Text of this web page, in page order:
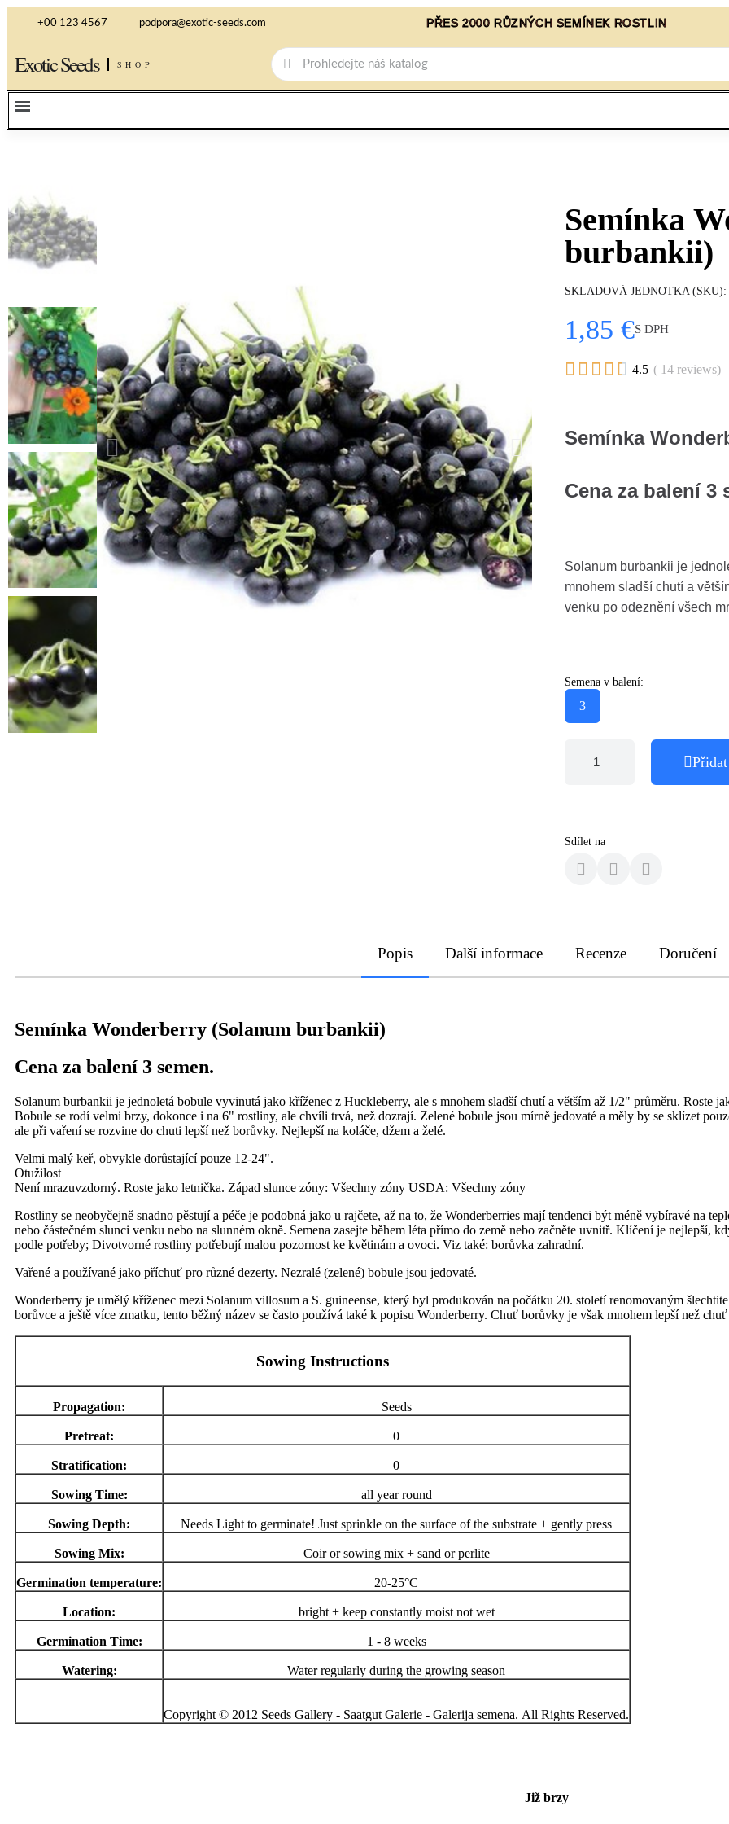
+00 123 4567 podpora@exotic-seeds.com PŘES 2000 RŮZNÝCH SEMÍNEK ROSTLIN
Exotic Seeds SHOP
Semínka
burbankii)
SKLADOVÁ JEDNOTKA (SKU)
1,85 €S DPH
     4.5 ( 14 reviews)
Semínka
Cena za balení 3
Solanum burbankii je
mnohem sladší chutí a
venku po odeznění všech
Semena v balení:
3
Sdílet na
Popis Další informace Recenze Doručení
Semínka Wonderberry (Solanum burbankii)
Cena za balení 3 semen.
Solanum burbankii je jednoletá bobule vyvinutá jako kříženec z Huckleberry, ale s mnohem sladší chutí a větším až 1/2" průměru. Roste
Bobule se rodí velmi brzy, dokonce i na 6" rostliny, ale chvíli trvá, než dozrají. Zelené bobule jsou mírně jedovaté a měly by se sklízet
ale při vaření se rozvine do chuti lepší než borůvky. Nejlepší na koláče, džem a želé.
Velmi malý keř, obvykle dorůstající pouze 12-24".
Otužilost
Není mrazuvzdorný. Roste jako letnička. Západ slunce zóny: Všechny zóny USDA: Všechny zóny
Rostliny se neobyčejně snadno pěstují a péče je podobná jako u rajčete, až na to, že Wonderberries mají tendenci být méně vybíravé na
nebo částečném slunci venku nebo na slunném okně. Semena zasejte během léta přímo do země nebo začněte uvnitř. Klíčení je nejlepší,
podle potřeby; Divotvorné rostliny potřebují malou pozornost ke květinám a ovoci. Viz také: borůvka zahradní.
Vařené a používané jako příchuť pro různé dezerty. Nezralé (zelené) bobule jsou jedovaté.
Wonderberry je umělý kříženec mezi Solanum villosum a S. guineense, který byl produkován na počátku 20. století renomovaným
borůvce a ještě více zmatku, tento běžný název se často používá také k popisu Wonderberry. Chuť borůvky je však mnohem lepší než
Sowing Instructions
Propagation: Seeds
Pretreat: 0
Stratification: 0
Sowing Time: all year round
Sowing Depth: Needs Light to germinate! Just sprinkle on the surface of the substrate + gently press
Sowing Mix: Coir or sowing mix + sand or perlite
Germination temperature: 20-25°C
Location: bright + keep constantly moist not wet
Germination Time: 1 - 8 weeks
Watering: Water regularly during the growing season
Copyright © 2012 Seeds Gallery - Saatgut Galerie - Galerija semena. All Rights Reserved.
Již brzy